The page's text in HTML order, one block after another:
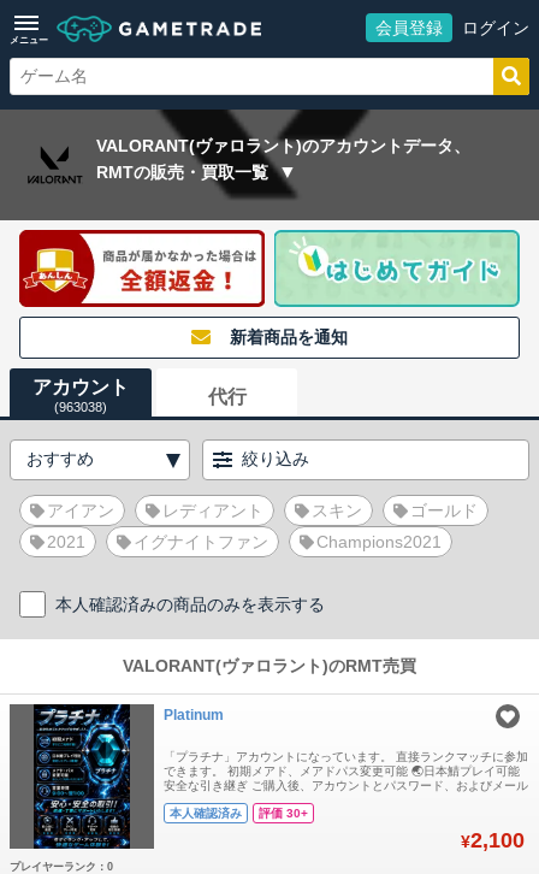
メニュー
会員登録 ログイン
VALORANT(ヴァロラント)のアカウントデータ、
RMTの販売・買取一覧
新着商品を通知
アカウント
(963038) 代行
絞り込み
アイアン レディアント スキン
ゴールド
2021
イグナイトファン Champions2021
本人確認済みの商品のみを表示する
VALORANT(ヴァロラント)のRMT売買
Platinum
「プラチナ」アカウントになっています。 直接ランクマッチに参加
できます。 初期メアド、メアドパス変更可能 🌏日本鯖プレイ可能
安全な引き継ぎ ご購入後、アカウントとパスワード、およびメール
には安価なアカウントがいくつかあることは知っていますが、それ
本人確認済み 評価 30+
¥2,100
プレイヤーランク：0